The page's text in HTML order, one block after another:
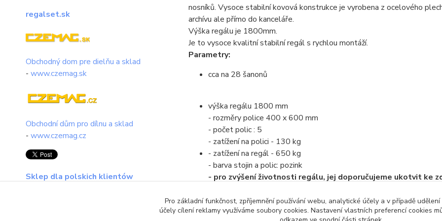
regalset.sk
Obchodný dom pre dielňu a sklad
- www.czemag.sk
Obchodní dům pro dílnu a sklad
- www.czemag.cz
Sklep dla polskich klientów
nosníků. Vysoce stabilní kovová konstrukce je vyrobena z ocelového
archívu ale přímo do kanceláře.
Výška regálu je 1800mm.
Je to vysoce kvalitní stabilní regál s rychlou montáží.
Parametry:
cca na 28 šanonů
výška regálu 1800 mm
- rozměry police 400 x 600 mm
- počet polic : 5
- zatížení na polici - 130 kg
- zatížení na regál - 650 kg
- barva stojin a polic: pozink
- pro zvýšení životnosti regálu, jej doporučujeme ukotvit ke
Pro základní funkčnost, zpříjemnění používání webu, analytické účely a v případě
účely cílení reklamy využíváme soubory cookies. Nastavení vlastních preferencí cookies